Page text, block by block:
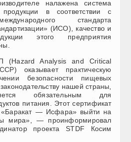
налажена система
продукции в соответствии с
стандарта
(ИСО), качество и
этого предприятия
(Hazard Analysis and Critical
оказывает практическую
безопасности пищевых
нашей страны,
обязательным для
питания. Этот сертификат
«Баракат — Исфара» выйти на
мира», — проинформировал
проекта STDF Косим